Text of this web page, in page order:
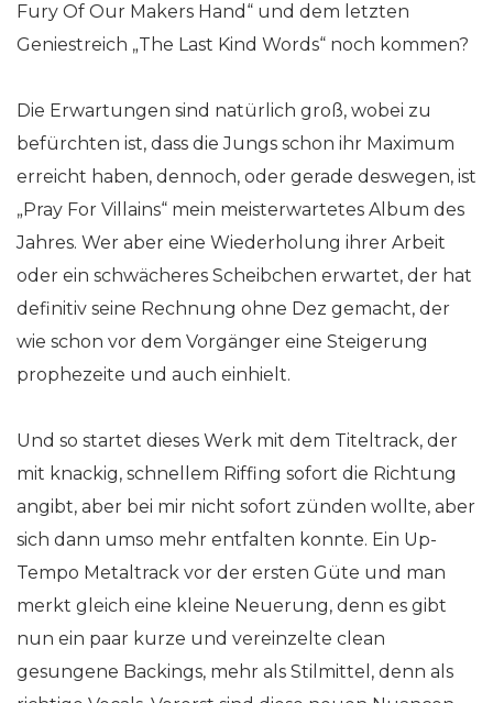
Fury Of Our Makers Hand“ und dem letzten
Geniestreich „The Last Kind Words“ noch kommen?
Die Erwartungen sind natürlich groß, wobei zu
befürchten ist, dass die Jungs schon ihr Maximum
erreicht haben, dennoch, oder gerade deswegen, ist
„Pray For Villains“ mein meisterwartetes Album des
Jahres. Wer aber eine Wiederholung ihrer Arbeit
oder ein schwächeres Scheibchen erwartet, der hat
definitiv seine Rechnung ohne Dez gemacht, der
wie schon vor dem Vorgänger eine Steigerung
prophezeite und auch einhielt.
Und so startet dieses Werk mit dem Titeltrack, der
mit knackig, schnellem Riffing sofort die Richtung
angibt, aber bei mir nicht sofort zünden wollte, aber
sich dann umso mehr entfalten konnte. Ein Up-
Tempo Metaltrack vor der ersten Güte und man
merkt gleich eine kleine Neuerung, denn es gibt
nun ein paar kurze und vereinzelte clean
gesungene Backings, mehr als Stilmittel, denn als